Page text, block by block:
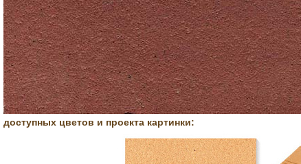
доступных цветов и проекта картинки: